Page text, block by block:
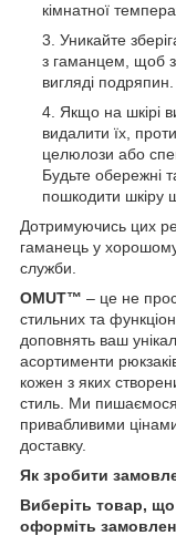
кімнатної
Уникайте
з гаманцем, щоб
вигляді подряпин.
Якщо на шкірі
видалити їх,
целюлози або
Будьте обережні
пошкодити шкіру
Дотримуючись цих
гаманець у
служби.
OMUT™ – це не
стильних та
доповнять ваш
асортименти
кожен з яких
стиль. Ми
привабливими
доставку.
Як зробити
Виберіть товар,
оформіть